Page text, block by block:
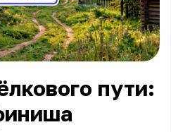
пути: